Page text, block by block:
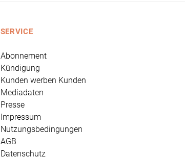
SERVICE
Abonnement
Kündigung
Kunden werben Kunden
Mediadaten
Presse
Impressum
Nutzungsbedingungen
AGB
Datenschutz